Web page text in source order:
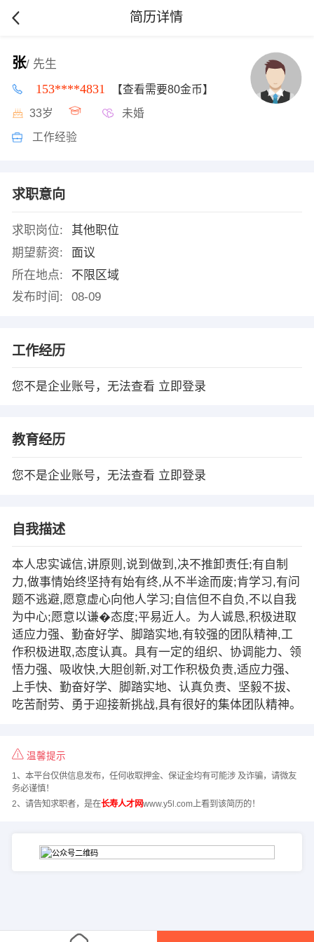
简历详情
张/ 先生
153****4831 【查看需要80金币】
33岁 未婚
工作经验
求职意向
求职岗位:
其他职位
期望薪资:
面议
所在地点:
不限区域
发布时间:
08-09
工作经历
您不是企业账号，无法查看 立即登录
教育经历
您不是企业账号，无法查看 立即登录
自我描述
本人忠实诚信,讲原则,说到做到,决不推卸责任;有自制
力,做事情始终坚持有始有终,从不半途而废;肯学习,有问
题不逃避,愿意虚心向他人学习;自信但不自负,不以自我
为中心;愿意以谦�态度;平易近人。为人诚恳,积极进取
适应力强、勤奋好学、脚踏实地,有较强的团队精神,工
作积极进取,态度认真。具有一定的组织、协调能力、领
悟力强、吸收快,大胆创新,对工作积极负责,适应力强、
上手快、勤奋好学、脚踏实地、认真负责、坚毅不拔、
吃苦耐劳、勇于迎接新挑战,具有很好的集体团队精神。
温馨提示
1、本平台仅供信息发布，任何收取押金、保证金均有可能涉 及诈骗，请微友
务必谨慎！
2、请告知求职者，是在长寿人才网www.y5l.com上看到该简历的！